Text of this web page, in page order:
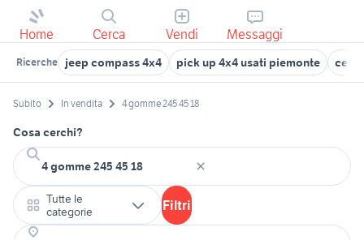
Home Cerca Vendi Messaggi
Ricerche jeep compass 4x4 pick up 4x4 usati piemonte
Subito In vendita 4 gomme 245 45 18
Cosa cerchi?
Tutte le
categorie
Filtri